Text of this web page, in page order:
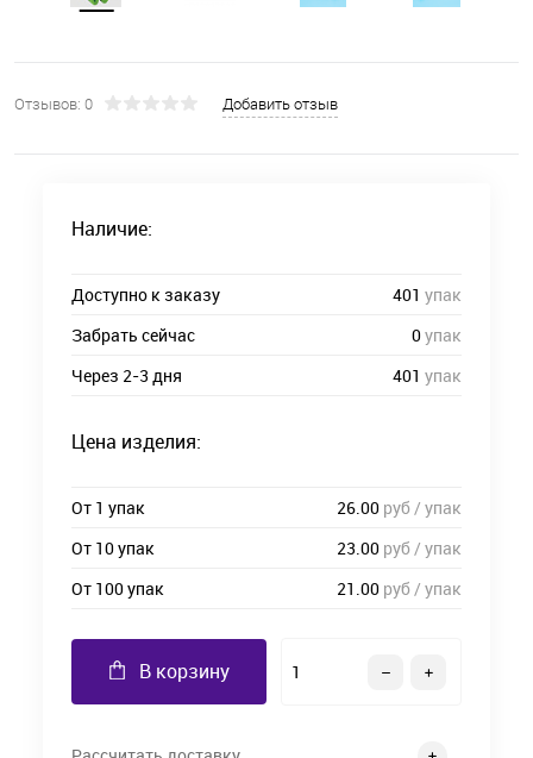
Отзывов: 0 Добавить отзыв
Наличие:
Доступно к заказу 401 упак
Забрать сейчас
0упак
Через 2-3 дня
401 упак
Цена изделия:
От 1 упак 26.00 руб / упак
От 10 упак
23.00 руб / упак
От 100 упак
21.00 руб / упак
В корзину